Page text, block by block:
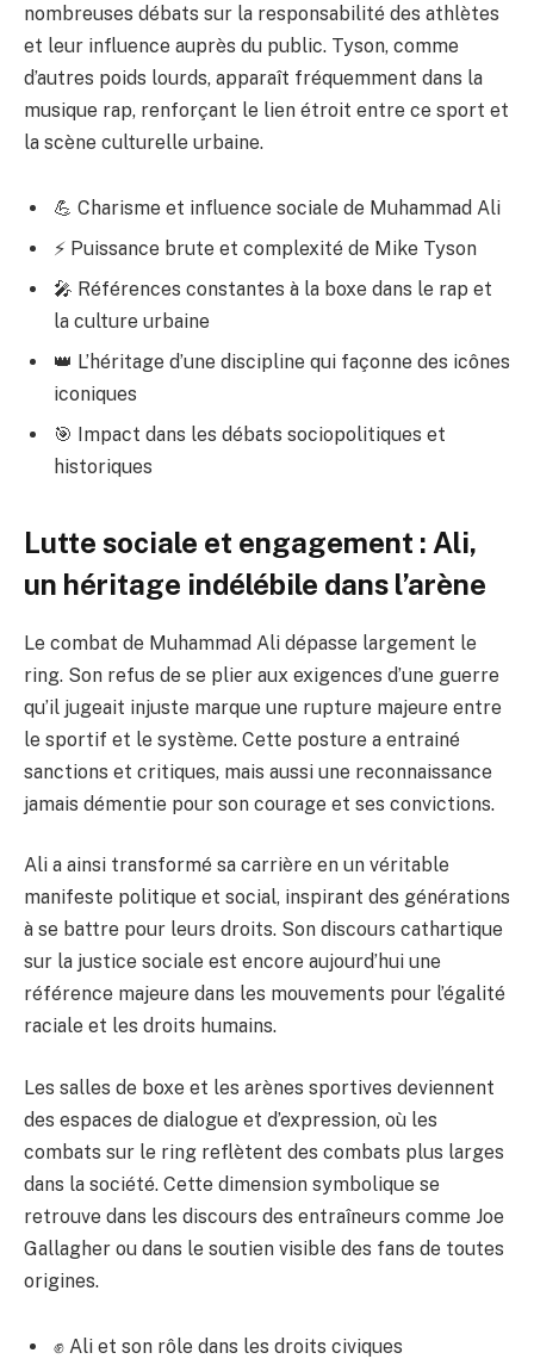
nombreuses débats sur la responsabilité des athlètes
et leur influence auprès du public. Tyson, comme
d’autres poids lourds, apparaît fréquemment dans la
musique rap, renforçant le lien étroit entre ce sport et
la scène culturelle urbaine.
💪 Charisme et influence sociale de Muhammad Ali
⚡ Puissance brute et complexité de Mike Tyson
🎤 Références constantes à la boxe dans le rap et
la culture urbaine
👑 L’héritage d’une discipline qui façonne des icônes
iconiques
🎯 Impact dans les débats sociopolitiques et
historiques
Lutte sociale et engagement : Ali,
un héritage indélébile dans l’arène
Le combat de Muhammad Ali dépasse largement le
ring. Son refus de se plier aux exigences d’une guerre
qu’il jugeait injuste marque une rupture majeure entre
le sportif et le système. Cette posture a entrainé
sanctions et critiques, mais aussi une reconnaissance
jamais démentie pour son courage et ses convictions.
Ali a ainsi transformé sa carrière en un véritable
manifeste politique et social, inspirant des générations
à se battre pour leurs droits. Son discours cathartique
sur la justice sociale est encore aujourd’hui une
référence majeure dans les mouvements pour l’égalité
raciale et les droits humains.
Les salles de boxe et les arènes sportives deviennent
des espaces de dialogue et d’expression, où les
combats sur le ring reflètent des combats plus larges
dans la société. Cette dimension symbolique se
retrouve dans les discours des entraîneurs comme Joe
Gallagher ou dans le soutien visible des fans de toutes
origines.
✊ Ali et son rôle dans les droits civiques